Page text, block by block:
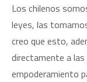
Los chilenos
leyes, las
creo que esto,
directamente a
empoderamiento